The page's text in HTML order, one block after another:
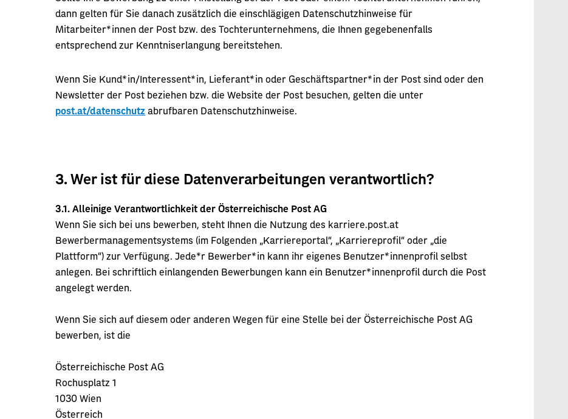
dann gelten für Sie danach zusätzlich die einschlägigen Datenschutzhinweise für
Mitarbeiter*innen der Post bzw. des Tochterunternehmens, die Ihnen gegebenenfalls
entsprechend zur Kenntniserlangung bereitstehen.
Wenn Sie Kund*in/Interessent*in, Lieferant*in oder Geschäftspartner*in der Post sind oder den
Newsletter der Post beziehen bzw. die Website der Post besuchen, gelten die unter
post.at/datenschutz abrufbaren Datenschutzhinweise.
3. Wer ist für diese Datenverarbeitungen verantwortlich?
3.1.
Alleinige Verantwortlichkeit der Österreichische Post AG
Wenn Sie sich bei uns bewerben, steht Ihnen die Nutzung des karriere.post.at
Bewerbermanagementsystems (im Folgenden „Karriereportal“, „Karriereprofil“ oder „die
Plattform“) zur Verfügung. Jede*r Bewerber*in kann ihr eigenes Benutzer*innenprofil selbst
anlegen. Bei schriftlich einlangenden Bewerbungen kann ein Benutzer*innenprofil durch die Post
angelegt werden.
Wenn Sie sich auf diesem oder anderen Wegen für eine Stelle bei der Österreichische Post AG
bewerben, ist die
Österreichische Post AG
Rochusplatz 1
1030 Wien
Österreich